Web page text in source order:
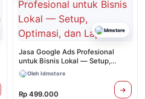
Idmstore
Jasa Google Ads Profesional
untuk Bisnis Lokal — Setup,
Optimasi, dan Laporan
Oleh Idmstore
Rp 499.000